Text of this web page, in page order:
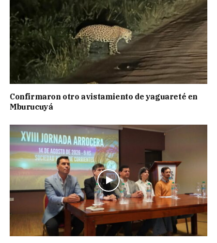
Confirmaron otro avistamiento de yaguareté en
Mburucuyá